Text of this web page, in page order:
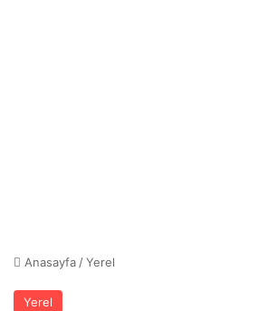
Anasayfa /Yerel
Yerel